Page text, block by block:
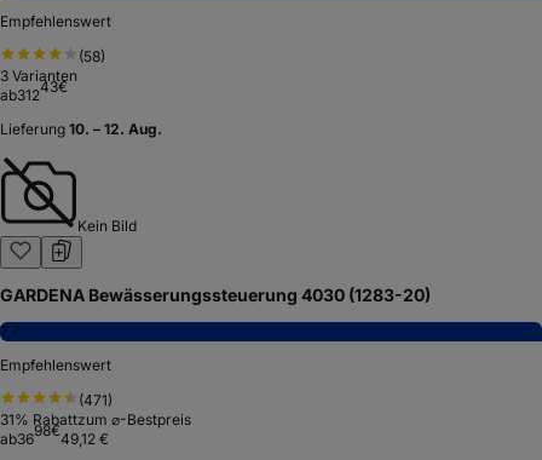
Empfehlenswert
(58)
3 Varianten
ab31243€
Lieferung 10. – 12. Aug.
Kein Bild
GARDENA Bewässerungssteuerung 4030 (1283-20)
7,7
Empfehlenswert
(471)
31% Rabattzum ⌀-Bestpreis
ab3698€49,12 €